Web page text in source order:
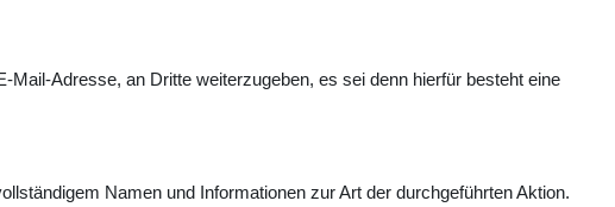
Adresse, an Dritte weiterzugeben, es sei denn hierfür besteht eine
Namen und Informationen zur Art der durchgeführten Aktion.